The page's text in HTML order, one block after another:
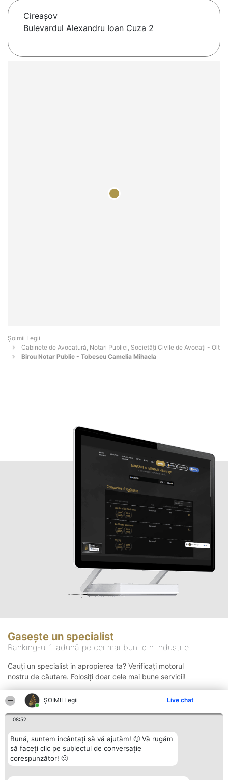
ȘOIMII Legii Live chat
08:52
Bună, suntem încântați să vă ajutăm! 🙂 Vă rugăm
să faceți clic pe subiectul de conversație
corespunzător! 🙂
Cireaşov
Bulevardul Alexandru Ioan Cuza 2
Șoimii Legii
Cabinete de Avocatură, Notari Publici, Societăți Civile de Avocați - Olt
Birou Notar Public - Tobescu Camelia Mihaela
Gasește un specialist
Ranking-ul îi adună pe cei mai buni din industrie
Cauți un specialist in apropierea ta? Verificați motorul
nostru de căutare. Folosiți doar cele mai bune servicii!